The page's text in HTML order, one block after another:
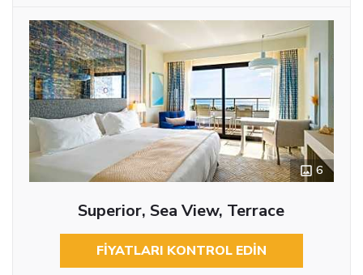
6
Superior, Sea View, Terrace
FIYATLARI KONTROL EDIN